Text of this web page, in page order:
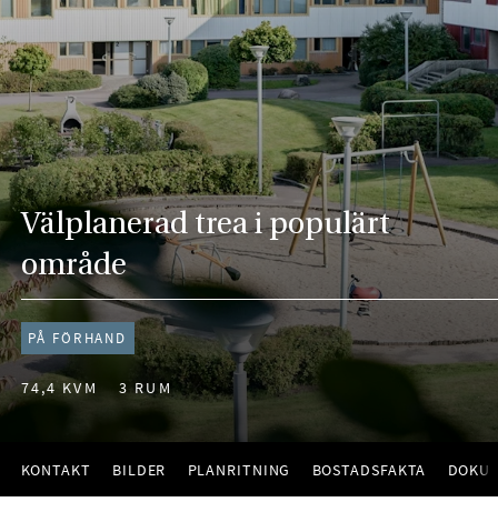
Välplanerad trea i populärt
område
PÅ FÖRHAND
74,4 KVM 3 RUM
KONTAKT BILDER PLANRITNING BOSTADSFAKTA